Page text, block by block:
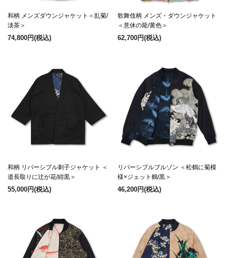
和柄 メンズダウンジャケット＜乱菊/
淡茶＞
74,800円(税込)
歌舞伎柄 メンズ・ダウンジャケット
＜意休の龍/黄色＞
62,700円(税込)
和柄 リバーシブル刺子ジャケット ＜
道長取りに辻が花/紺黒＞
55,000円(税込)
リバーシブルブルゾン ＜松鶴に菊模
様×ジェット鶴/黒＞
46,200円(税込)